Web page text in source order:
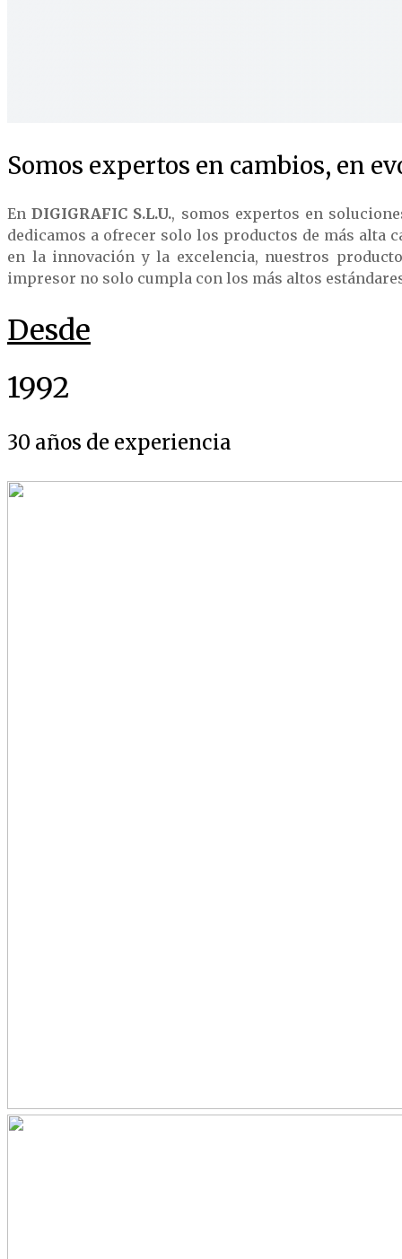
Somos expertos en cambios, en
EnDIGIGRAFIC S.L.U., somos expertos en
dedicamos a ofrecer solo los productos de más alta
en la innovación y la excelencia, nuestros
impresor no solo cumpla con los más altos
Desde
1992
30 años de experiencia